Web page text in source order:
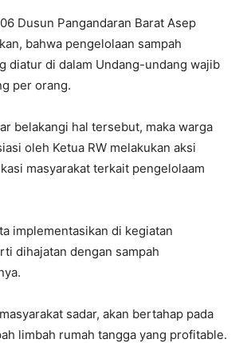
Dusun Pangandaran Barat Asep
bahwa pengelolaan sampah
diatur di dalam Undang-undang wajib
per orang.
belakangi hal tersebut, maka warga
oleh Ketua RW melakukan aksi
masyarakat terkait pengelolaam
implementasikan di kegiatan
dihajatan dengan sampah
sadar, akan bertahap pada
limbah rumah tangga yang profitable.